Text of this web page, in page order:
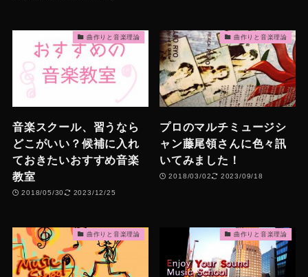
曲作りと音楽理論
音楽スクール、習うなら
どこがいい？候補に入れ
ておきたいおすすめ音楽
教室
2018/05/30 2023/12/25
曲作りと音楽理論
プロのマルチミュージシ
ャン藤尾領さんに色々訊
いてみました！
2018/03/02 2023/09/18
曲作りと音楽理論 曲作りと音楽理論